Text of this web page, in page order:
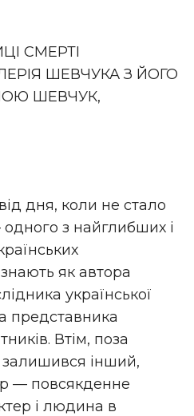
СМЕРТІ
ШЕВЧУКА З ЙОГО
ШЕВЧУК,
дня, коли не стало
з найглибших і
як автора
української
представника
Втім, поза
інший,
— повсякденне
і людина в